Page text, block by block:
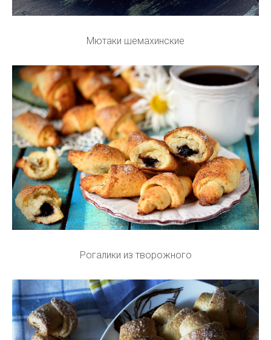
Мютаки шемахинские
Рогалики из творожного